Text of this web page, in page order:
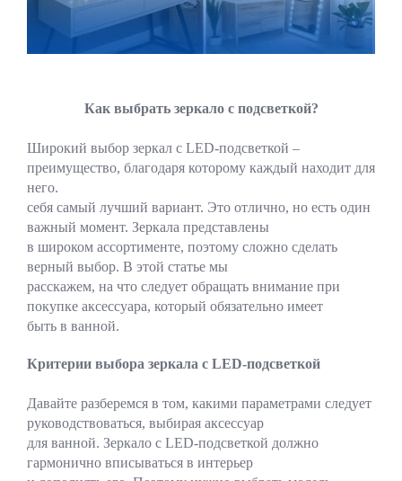
Как выбрать зеркало с подсветкой?
Широкий выбор зеркал с LED-подсветкой –
преимущество, благодаря которому каждый находит для
него.
себя самый лучший вариант. Это отлично, но есть один
важный момент. Зеркала представлены
в широком ассортименте, поэтому сложно сделать
верный выбор. В этой статье мы
расскажем, на что следует обращать внимание при
покупке аксессуара, который обязательно имеет
быть в ванной.
Критерии выбора зеркала с LED-подсветкой
Давайте разберемся в том, какими параметрами следует
руководствоваться, выбирая аксессуар
для ванной. Зеркало с LED-подсветкой должно
гармонично вписываться в интерьер